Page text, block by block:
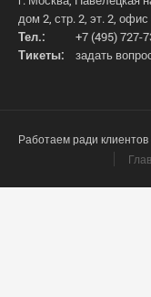
дом 2, стр. 2, эт. 2, офис
Тел.:
+7 (495) 727-
Тикеты:
задать
Работаем ради